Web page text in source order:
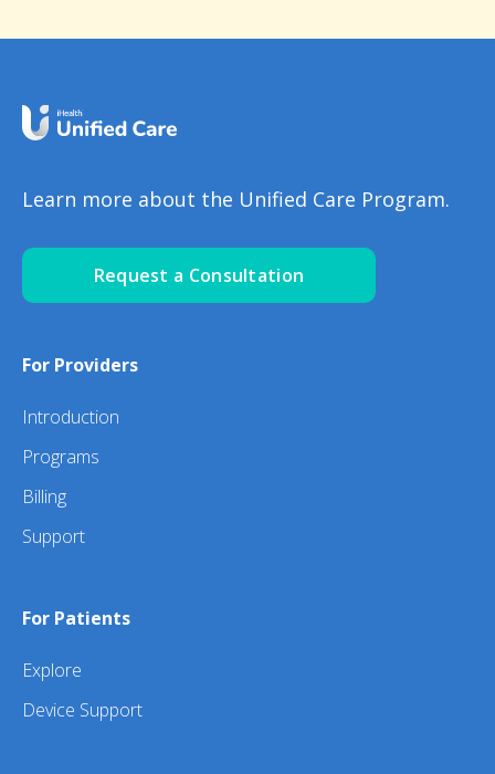
Learn more about the Unified Care Program.
Request a Consultation
For Providers
Introduction
Programs
Billing
Support
For Patients
Explore
Device Support